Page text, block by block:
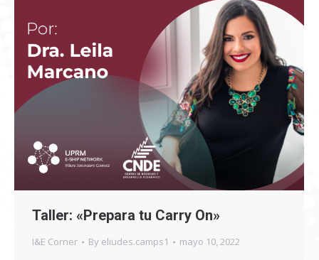
Taller: «Prepara tu Carry On»
I&E Corner By eliudes.camps1 mayo 10, 2022